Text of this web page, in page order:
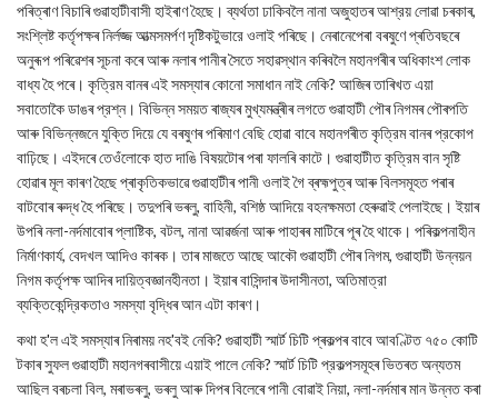
পৰিত্ৰাণ বিচাৰি গুৱাহাটীবাসী হাইৰাণ হৈছে। ব্যর্থতা ঢাকিবলৈ নানা অজুহাতৰ আশ্রয় লোৱা চৰকাৰ,
সংশ্লিষ্ট কর্তৃপক্ষৰ নির্লজ্জ আত্মসমর্পণ দৃষ্টিকটুভারে ওলাই পৰিছে। নেৰানেপেৰা বৰষুণে প্ৰতিবছৰে
অনুৰূপ পৰিৱেশৰ সূচনা কৰে আৰু নলাৰ পানীৰ সৈতে সহাৱস্থান কৰিবলৈ মহানগৰীৰ অধিকাংশ লোক
বাধ্য হৈ পৰে। কৃত্রিম বানৰ এই সমস্যাৰ কোনো সমাধান নাই নেকি? আজিৰ তাৰিখত এয়া
সবাতোকৈ ডাঙৰ প্রশ্ন। বিভিন্ন সময়ত ৰাজ্যৰ মুখ্যমন্ত্ৰীৰ লগতে গুৱাহাটী পৌৰ নিগমৰ পৌৰপতি
আৰু বিভিন্নজনে যুক্তি দিয়ে যে বৰষুণৰ পৰিমাণ বেছি হোৱা বাবে মহানগৰীত কৃত্রিম বানৰ প্রকোপ
বাঢ়িছে। এইদৰে তেওঁলোকে হাত দাঙি বিষয়টোৰ পৰা ফালৰি কাটে। গুৱাহাটীত কৃত্রিম বান সৃষ্টি
হোৱাৰ মূল কাৰণ হৈছে প্ৰাকৃতিকভাৱে গুৱাহাটীৰ পানী ওলাই গৈ ব্ৰহ্মপুত্ৰ আৰু বিলসমূহত পৰাৰ
বাটবোৰ ৰুদ্ধ হৈ পৰিছে। তদুপৰি ভৰলু, বাহিনী, বশিষ্ঠ আদিয়ে বহনক্ষমতা হেৰুৱাই পেলাইছে। ইয়াৰ
উপৰি নলা-নর্দমাবোৰ প্লাষ্টিক, বটল, নানা আৱৰ্জনা আৰু পাহাৰৰ মাটিৰে পূৰ হৈ থাকে। পৰিকল্পনাহীন
নির্মাণকার্য, বেদখল আদিও কাৰক। তাৰ মাজতে আছে আকৌ গুৱাহাটী পৌৰ নিগম, গুৱাহাটী উন্নয়ন
নিগম কর্তৃপক্ষ আদিৰ দায়িত্বজ্ঞানহীনতা। ইয়াৰ বাসিন্দাৰ উদাসীনতা, অতিমাত্রা
ব্যক্তিকেন্দ্রিকতাও সমস্যা বৃদ্ধিৰ আন এটা কাৰণ।
কথা হ'ল এই সমস্যাৰ নিৰাময় নহ'বই নেকি? গুৱাহাটী স্মার্ট চিটি প্ৰকল্পৰ বাবে আবণ্টিত ৭৫০ কোটি
টকাৰ সুফল গুৱাহাটী মহানগৰবাসীয়ে এয়াই পালে নেকি? স্মার্ট চিটি প্রকল্পসমূহৰ ভিতৰত অন্যতম
আছিল বৰচলা বিল, মৰাভৰলু, ভৰলু আৰু দিপৰ বিলেৰে পানী বোৱাই নিয়া, নলা-নর্দমাৰ মান উন্নত কৰা